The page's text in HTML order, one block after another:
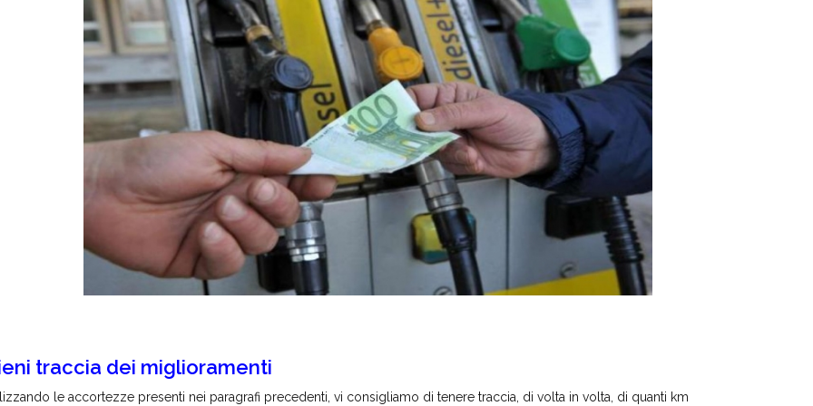
traccia dei miglioramenti
le accortezze presenti nei paragrafi precedenti, vi consigliamo di tenere traccia, di volta in volta, di quanti km